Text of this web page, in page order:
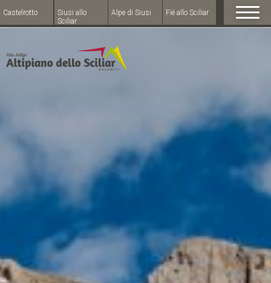
Castelrotto
Siusi allo
Sciliar
Alpe di Siusi Fiè allo Sciliar